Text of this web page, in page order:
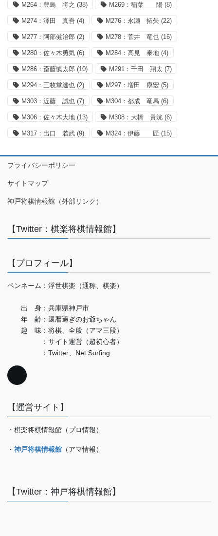
M264：豊島 将之 (38) M269：稲葉 陽 (8)
M274：澤田 真吾 (4) M276：永瀬 拓矢 (22)
M277：阿部健治郎 (2) M278：菅井 竜也 (16)
M280：佐々木勇気 (6) M284：高見 泰地 (4)
M286：斎藤慎太郎 (10) M291：千田 翔太 (7)
M294：三枚堂達也 (2) M297：増田 康宏 (5)
M303：近藤 誠也 (7) M304：都成 竜馬 (6)
M306：佐々木大地 (13) M308：大橋 貴洸 (6)
M317：出口 若武 (9) M324：伊藤 匠 (15)
プライバシーポリシー
サイトマップ
神戸将棋情報館（外部リンク）
【Twitter：棋楽将棋情報館】
【プロフィール】
ペンネーム：浮世棋楽（通称、棋楽）
出 身：兵庫県神戸市
年 齢：還暦過ぎのお爺ちゃん
趣 味：将棋、全般（アマ三段）
：サイト運営（超初心者）
：Twitter、Net Surfing
【運営サイト】
・棋楽将棋情報館（プロ情報）
・ 神戸将棋情報館 （アマ情報）
【Twitter：神戸将棋情報館】